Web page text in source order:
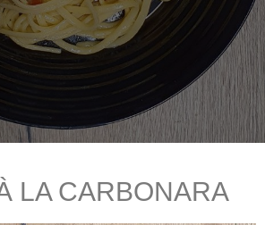
LA CARBONARA